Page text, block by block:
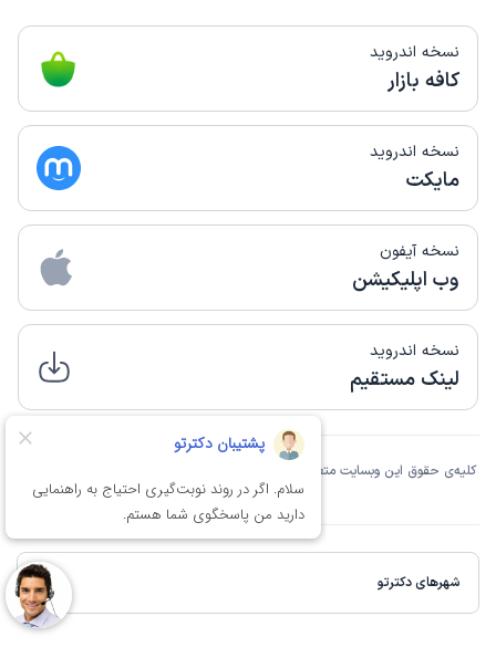
نسخه اندروید
کافه بازار
نسخه اندروید
مایکت
نسخه آیفون
وب اپلیکیشن
نسخه اندروید
لینک مستقیم
کلیه‌ی حقوق این وبسایت متعلق به شرکت دانش بنیان فن‌آوری اطلاعات نوین آسان تِک
مانا است.
شهرهای دکترتو